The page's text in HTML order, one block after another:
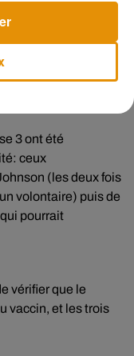
disponible dans de
on ne doit pas
se donner le temps
a
3 ont été
ceux
(les deux fois
volontaire) puis de
pourrait
vérifier que le
vaccin, et les trois